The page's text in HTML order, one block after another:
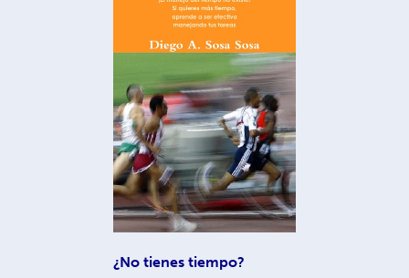
¿No tienes tiempo?